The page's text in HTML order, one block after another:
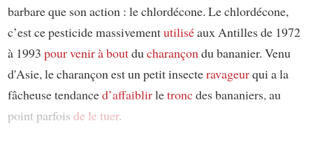
barbare que son action : le chlordécone. Le chlordécone,
c’est ce pesticide massivementutiliséaux Antilles de 1972
à 1993 pour venir à boutducharançondu bananier. Venu
d'Asie, le charançon est un petit insecteravageurqui a la
fâcheuse tendanced’affaiblirletroncdes bananiers, au
point parfois de le tuer.